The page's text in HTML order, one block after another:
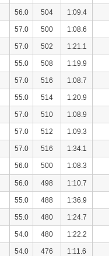
56.0 504 1:09.4
57.0 500 1:08.6
57.0 502 1:21.1
55.0 508 1:19.9
57.0 516 1:08.7
55.0 514 1:20.9
57.0 510 1:08.9
57.0 512 1:09.3
57.0 516 1:34.1
56.0 500 1:08.3
56.0 498 1:10.7
55.0 488 1:36.9
55.0 480 1:24.7
54.0 480 1:22.2
54.0 476 1:11.6